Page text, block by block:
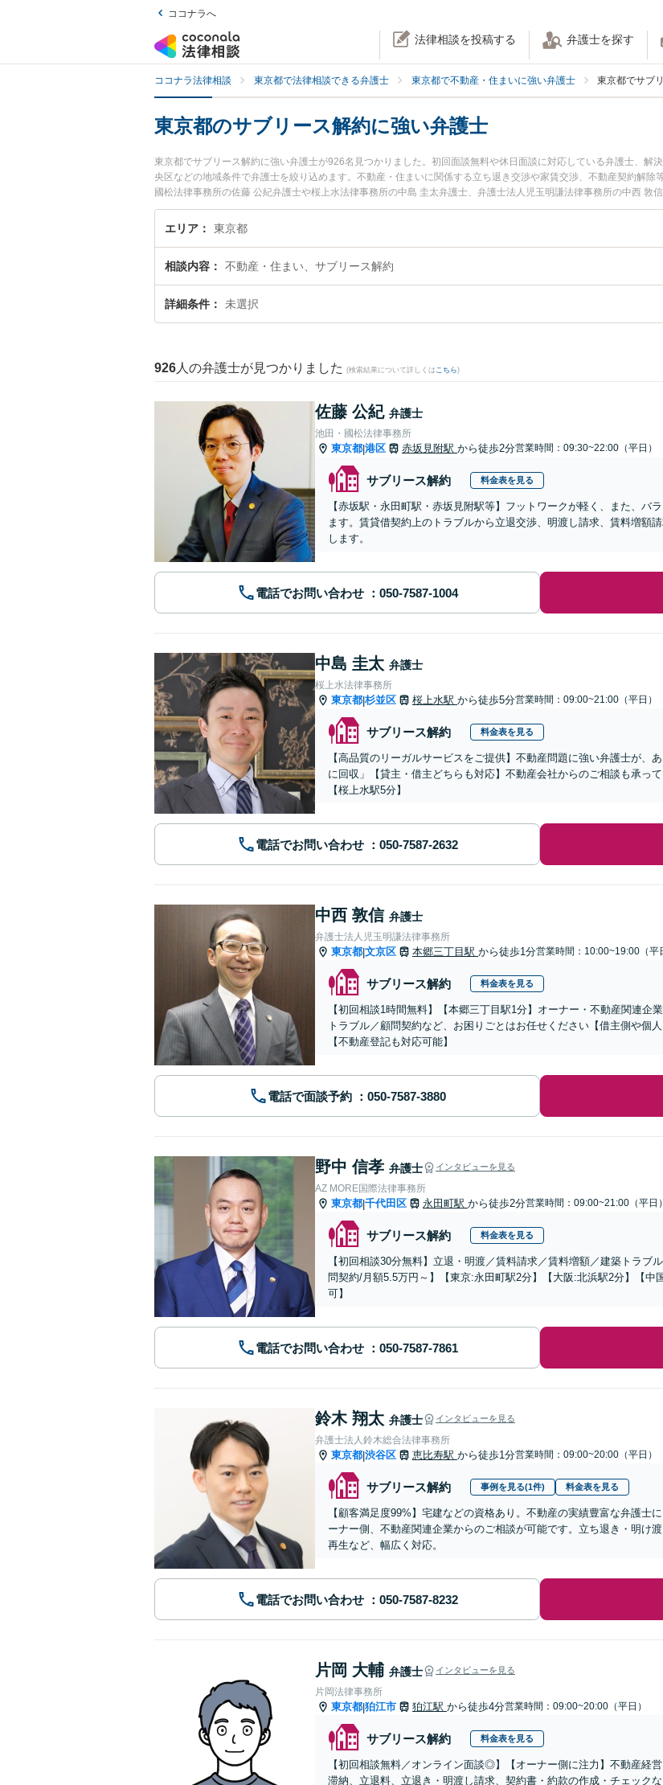
ココナラへ
法律相談を投稿する 弁護士を探す
ココナラ法律相談 東京都で法律相談できる弁護士 東京都で不動産・住まいに強い弁護士 東京都でサブ
東京都のサブリース解約に強い弁護士
東京都でサブリース解約に強い弁護士が926名見つかりました。初回面談無料や休日面談に対応している弁護士、解
央区などの地域条件で弁護士を絞り込めます。不動産・住まいに関係する立ち退き交渉や家賃交渉、不動産契約解除
國松法律事務所の佐藤 公紀弁護士や桜上水法律事務所の中島 圭太弁護士、弁護士法人児玉明謙法律事務所の中西 敦
れています。『東京都で土日や夜間に発生したサブリース解約のトラブルを今すぐに弁護士に相談したい』『サブ
い』『初回相談無料でサブリース解約を法律相談できる東京都内の弁護士に相談予約したい』などでお困りの相談者
エリア 東京都
相談内容 不動産・住まい、サブリース解約
詳細条件 未選択
926 人の弁護士が見つかりました (検索結果について詳しくは こちら)
佐藤 公紀 弁護士
池田・國松法律事務所
東京都|港区 赤坂見附駅 から徒歩2分営業時間：09:30~22:00（平日）
サブリース解約 料金表を見る
【赤坂駅・永田町駅・赤坂見附駅等】フットワークが軽く、また、バ
ます。賃貸借契約上のトラブルから立退交渉、明渡し請求、賃料増額
します。
電話でお問い合わせ
中島 圭太 弁護士
桜上水法律事務所
東京都|杉並区 桜上水駅 から徒歩5分営業時間：09:00~21:00（平日）
サブリース解約 料金表を見る
【高品質のリーガルサービスをご提供】不動産問題に強い弁護士が、
に回収」【貸主・借主どちらも対応】不動産会社からのご相談も承っ
【桜上水駅5分】
電話でお問い合わせ
中西 敦信 弁護士
弁護士法人児玉明謙法律事務所
東京都|文京区 本郷三丁目駅 から徒歩1分営業時間：10:00~19:00（平
サブリース解約 料金表を見る
【初回相談1時間無料】【本郷三丁目駅1分】オーナー・不動産関連企
トラブル／顧問契約など、お困りごとはお任せください【借主側や個
【不動産登記も対応可能】
電話で面談予約
野中 信孝 弁護士 インタビューを見る
AZ MORE国際法律事務所
東京都|千代田区 永田町駅 から徒歩2分営業時間：09:00~21:00（平日）
サブリース解約 料金表を見る
【初回相談30分無料】立退・明渡／賃料請求／賃料増額／建築トラブ
問契約/月額5.5万円～】【東京:永田町駅2分】【大阪:北浜駅2分】【中
可】
電話でお問い合わせ
鈴木 翔太 弁護士 インタビューを見る
弁護士法人鈴木総合法律事務所
東京都|渋谷区 恵比寿駅 から徒歩1分営業時間：09:00~20:00（平日）
サブリース解約 事例を見る(1件) 料金表を見る
【顧客満足度99%】宅建などの資格あり。不動産の実績豊富な弁護士
ーナー側、不動産関連企業からのご相談が可能です。立ち退き・明け
再生など、幅広く対応。
電話でお問い合わせ
片岡 大輔 弁護士 インタビューを見る
片岡法律事務所
東京都|狛江市 狛江駅 から徒歩4分営業時間：09:00~20:00（平日）
サブリース解約 料金表を見る
【初回相談無料／オンライン面談◎】【オーナー側に注力】不動産経
滞納、立退料、立退き・明渡し請求、契約書・約款の作成・チェック